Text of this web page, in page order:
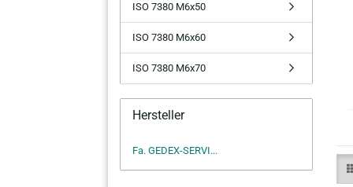
ISO 7380 M6x50
ISO 7380 M6x60
ISO 7380 M6x70
Hersteller
Fa. GEDEX-SERVI...